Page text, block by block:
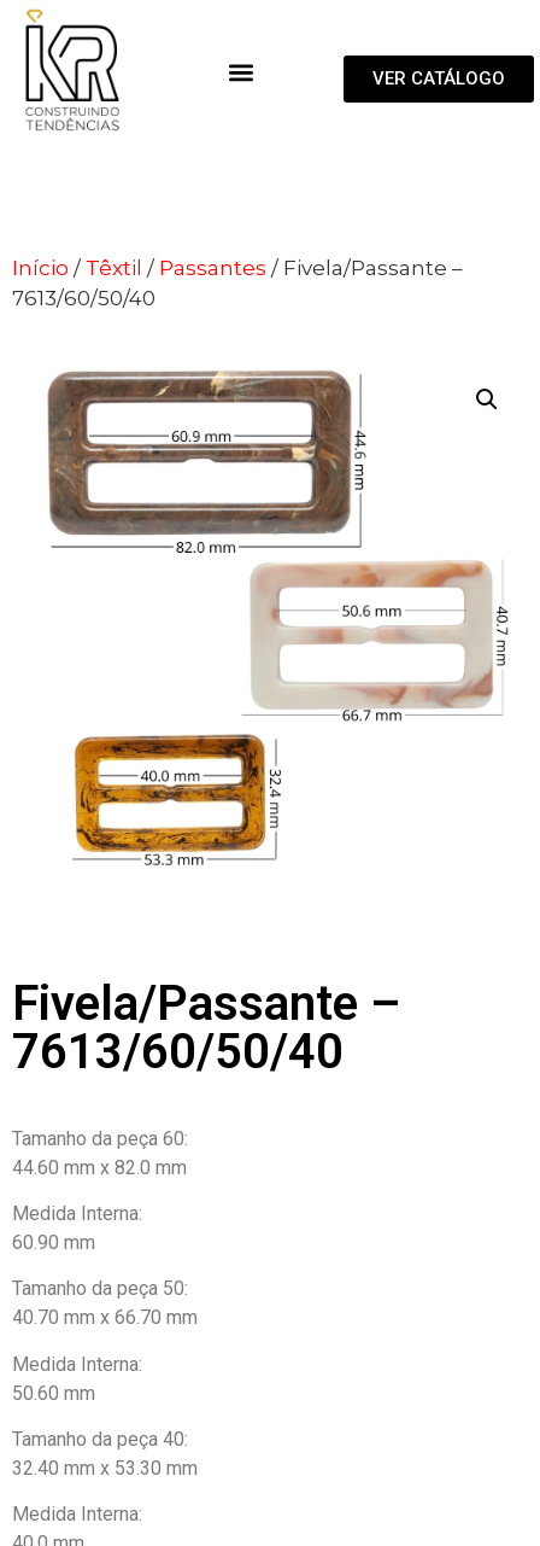
VER CATÁLOGO
Início / Têxtil / Passantes / Fivela/Passante –
7613/60/50/40
Fivela/Passante –
7613/60/50/40
Tamanho da peça 60:
44.60 mm x 82.0 mm
Medida Interna:
60.90 mm
Tamanho da peça 50:
40.70 mm x 66.70 mm
Medida Interna:
50.60 mm
Tamanho da peça 40:
32.40 mm x 53.30 mm
Medida Interna: